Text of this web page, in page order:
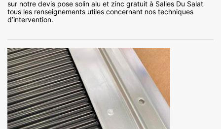
sur notre devis pose solin alu et zinc gratuit à Salies Du Salat
tous les renseignements utiles concernant nos techniques
d’intervention.